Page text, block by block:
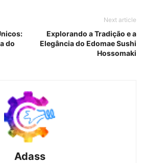
do
Next article
Explorando a Tradição e a
Elegância do Edomae Sushi
Hossomaki
Adass